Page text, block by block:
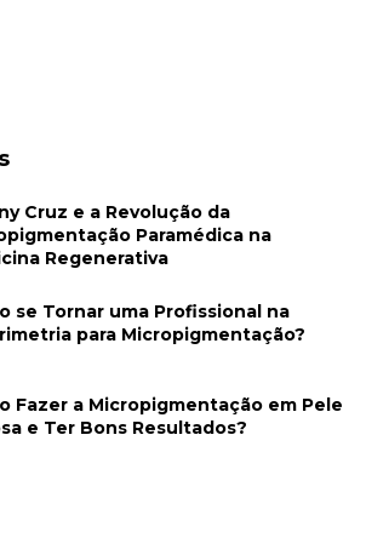
Cruz e a Revolução da
Paramédica na
Regenerativa
se Tornar uma Profissional na
para Micropigmentação?
Fazer a Micropigmentação em Pele
e Ter Bons Resultados?